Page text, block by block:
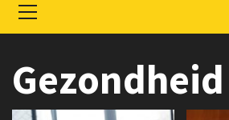
menu
Gezondheid